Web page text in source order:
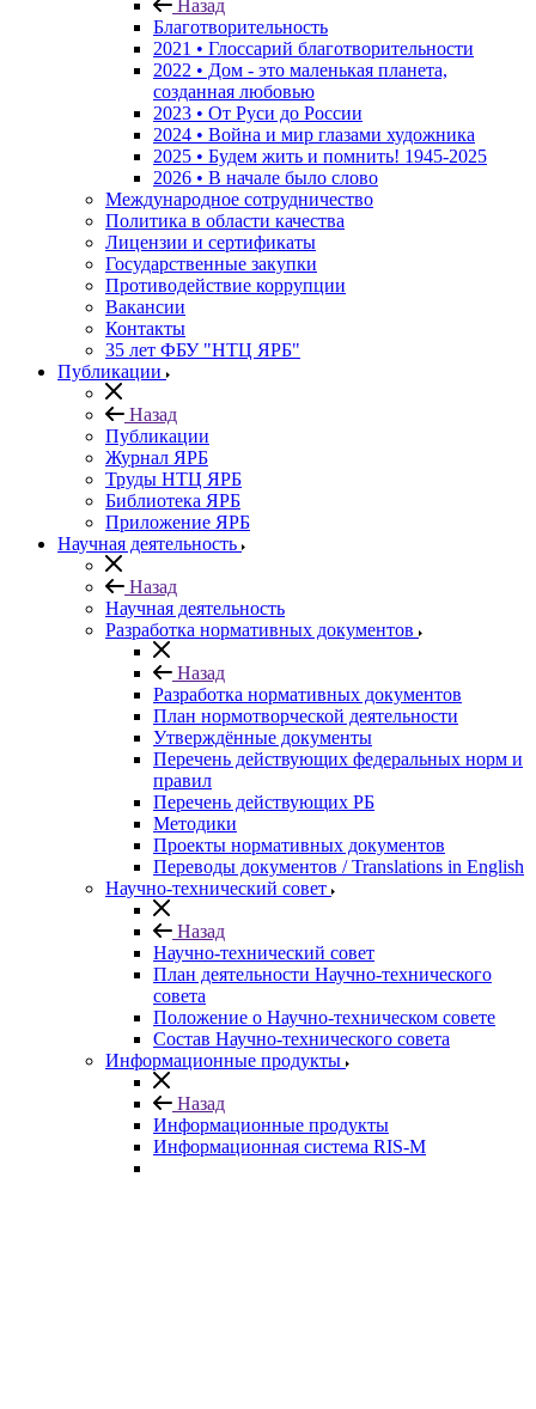
Назад
Благотворительность
2021 • Глоссарий благотворительности
2022 • Дом - это маленькая планета,
созданная любовью
2023 • От Руси до России
2024 • Война и мир глазами художника
2025 • Будем жить и помнить! 1945-2025
2026 • В начале было слово
Международное сотрудничество
Политика в области качества
Лицензии и сертификаты
Государственные закупки
Противодействие коррупции
Вакансии
Контакты
35 лет ФБУ "НТЦ ЯРБ"
Публикации
Назад
Публикации
Журнал ЯРБ
Труды НТЦ ЯРБ
Библиотека ЯРБ
Приложение ЯРБ
Научная деятельность
Назад
Научная деятельность
Разработка нормативных документов
Назад
Разработка нормативных документов
План нормотворческой деятельности
Утверждённые документы
Перечень действующих федеральных норм и
правил
Перечень действующих РБ
Методики
Проекты нормативных документов
Переводы документов / Translations in English
Научно-технический совет
Назад
Научно-технический совет
План деятельности Научно-технического
совета
Положение о Научно-техническом совете
Состав Научно-технического совета
Информационные продукты
Назад
Информационные продукты
Информационная система RIS-M